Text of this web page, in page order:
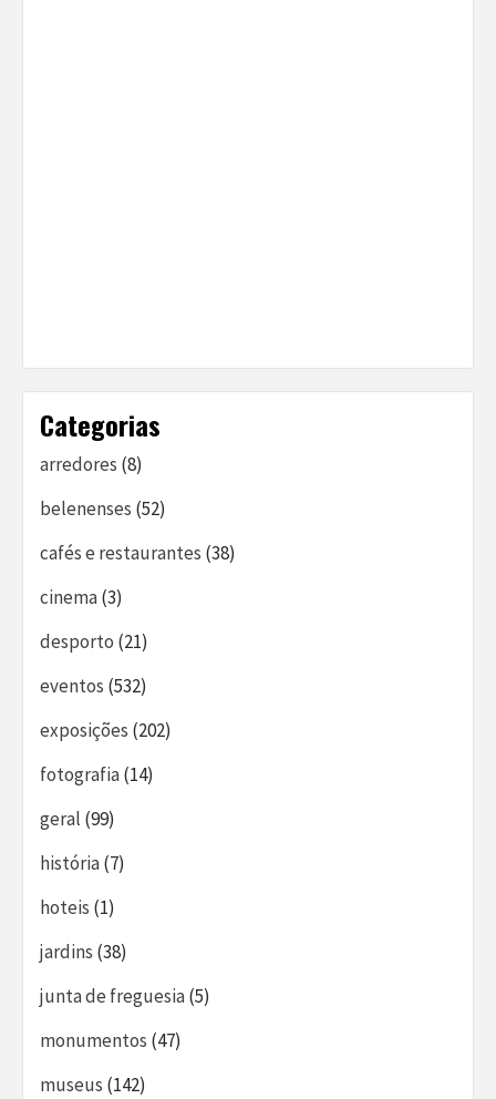
Categorias
arredores (8)
belenenses (52)
cafés e restaurantes (38)
cinema(3)
desporto (21)
eventos (532)
exposições (202)
fotografia(14)
geral (99)
história(7)
hoteis (1)
jardins (38)
junta de freguesia(5)
monumentos (47)
museus (142)